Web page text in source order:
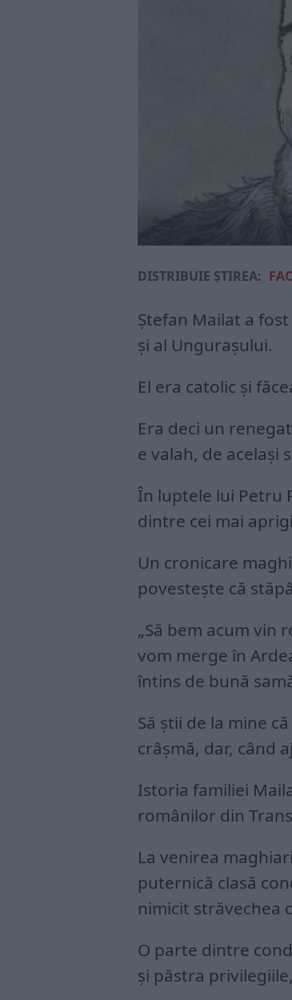
DISTRIBUIE ȘTIREA:
Ștefan Mailat a
și al Ungurașului.
El era catolic și
Era deci un
e valah, de același
În luptele lui Petru
dintre cei mai
Un cronicare
povestește că
„Să bem acum vin
vom merge în
întins de bună
Să știi de la mine
crâșmă, dar, când
Istoria familiei
românilor din
La venirea
puternică clasă
nimicit străvechea
O parte dintre
și păstra